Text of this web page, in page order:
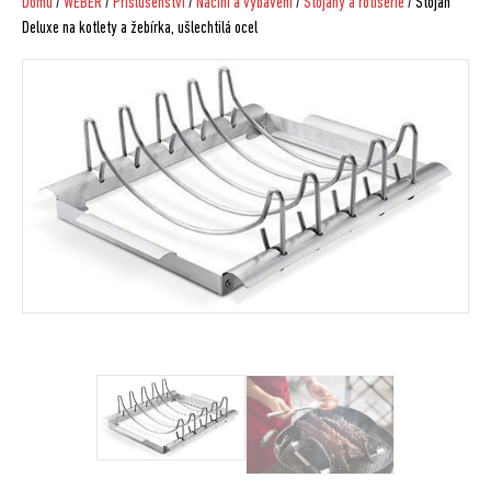
Deluxe na kotlety a žebírka, ušlechtilá ocel